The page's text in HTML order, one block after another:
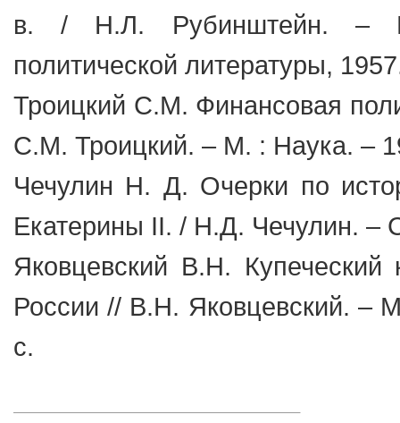
в. / Н.Л. Рубинштейн. – М.
политической литературы,
Троицкий С.М. Финансовая
С.М. Троицкий. – М. : Наука. –
Чечулин Н. Д. Очерки по
Екатерины II. / Н.Д. Чечулин. –
Яковцевский В.Н. Купеческий
России // В.Н. Яковцевский. –
с.